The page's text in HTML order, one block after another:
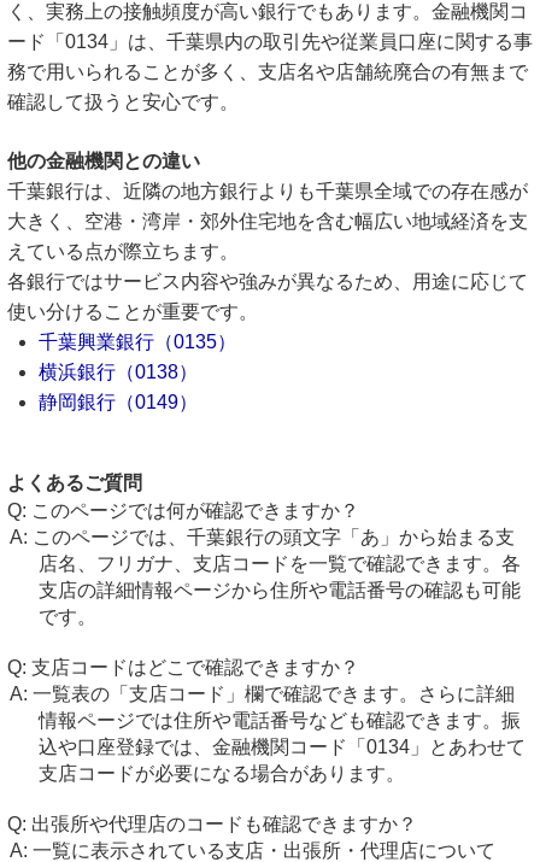
く、実務上の接触頻度が高い銀行でもあります。金融機関コ
ード「0134」は、千葉県内の取引先や従業員口座に関する事
務で用いられることが多く、支店名や店舗統廃合の有無まで
確認して扱うと安心です。
他の金融機関との違い
千葉銀行は、近隣の地方銀行よりも千葉県全域での存在感が
大きく、空港・湾岸・郊外住宅地を含む幅広い地域経済を支
えている点が際立ちます。
各銀行ではサービス内容や強みが異なるため、用途に応じて
使い分けることが重要です。
千葉興業銀行（0135）
横浜銀行（0138）
静岡銀行（0149）
よくあるご質問
このページでは何が確認できますか？
このページでは、千葉銀行の頭文字「あ」から始まる支
店名、フリガナ、支店コードを一覧で確認できます。各
支店の詳細情報ページから住所や電話番号の確認も可能
です。
支店コードはどこで確認できますか？
一覧表の「支店コード」欄で確認できます。さらに詳細
情報ページでは住所や電話番号なども確認できます。振
込や口座登録では、金融機関コード「0134」とあわせて
支店コードが必要になる場合があります。
出張所や代理店のコードも確認できますか？
一覧に表示されている支店・出張所・代理店について